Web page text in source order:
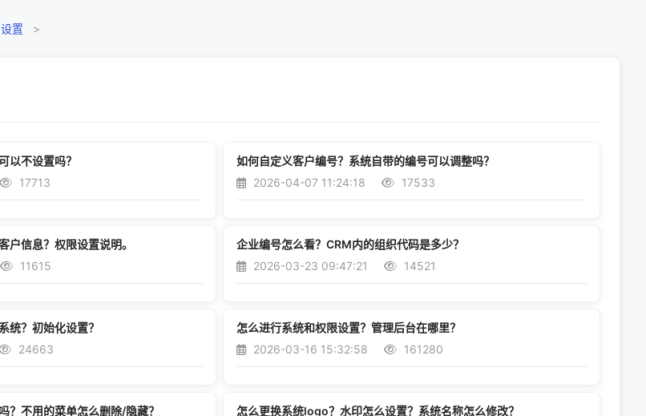
置 >
以不设置吗？
17713
如何自定义客户编号？系统自带的编号可以调整吗？
2026-04-07 11:24:18
17533
户信息？权限设置说明。
11615
企业编号怎么看？CRM内的组织代码是多少？
2026-03-23 09:47:21
14521
统？初始化设置？
24663
怎么进行系统和权限设置？管理后台在哪里？
2026-03-16 15:32:58
161280
？不用的菜单怎么删除/隐藏？
怎么更换系统logo？水印怎么设置？系统名称怎么修改？